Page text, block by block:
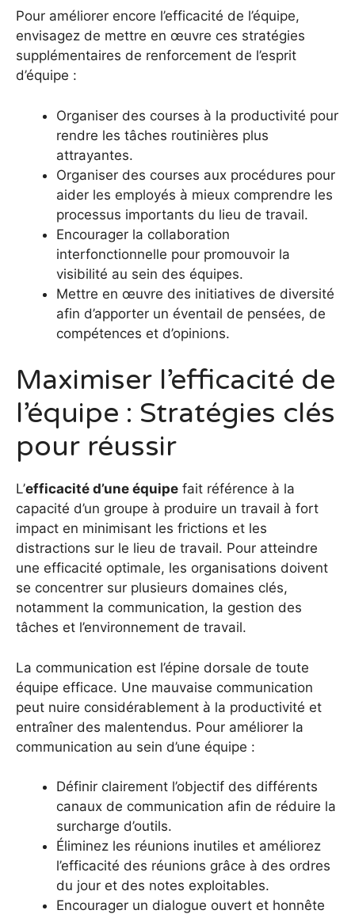
Pour améliorer encore l’efficacité de l’équipe,
envisagez de mettre en œuvre ces stratégies
supplémentaires de renforcement de l’esprit
d’équipe :
Organiser des courses à la productivité pour
rendre les tâches routinières plus
attrayantes.
Organiser des courses aux procédures pour
aider les employés à mieux comprendre les
processus importants du lieu de travail.
Encourager la collaboration
interfonctionnelle pour promouvoir la
visibilité au sein des équipes.
Mettre en œuvre des initiatives de diversité
afin d’apporter un éventail de pensées, de
compétences et d’opinions.
Maximiser l’efficacité de
l’équipe : Stratégies clés
pour réussir
L’efficacité d’une équipe fait référence à la
capacité d’un groupe à produire un travail à fort
impact en minimisant les frictions et les
distractions sur le lieu de travail. Pour atteindre
une efficacité optimale, les organisations doivent
se concentrer sur plusieurs domaines clés,
notamment la communication, la gestion des
tâches et l’environnement de travail.
La communication est l’épine dorsale de toute
équipe efficace. Une mauvaise communication
peut nuire considérablement à la productivité et
entraîner des malentendus. Pour améliorer la
communication au sein d’une équipe :
Définir clairement l’objectif des différents
canaux de communication afin de réduire la
surcharge d’outils.
Éliminez les réunions inutiles et améliorez
l’efficacité des réunions grâce à des ordres
du jour et des notes exploitables.
Encourager un dialogue ouvert et honnête